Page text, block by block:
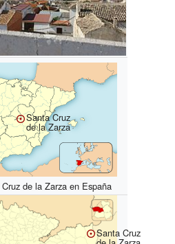
Santa Cruz
de la Zarza
de la Zarza en España
Santa Cruz